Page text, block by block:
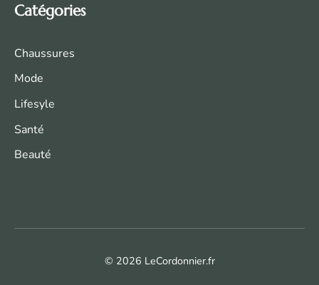
Catégories
Chaussures
Mode
Lifesyle
Santé
Beauté
© 2026 LeCordonnier.fr